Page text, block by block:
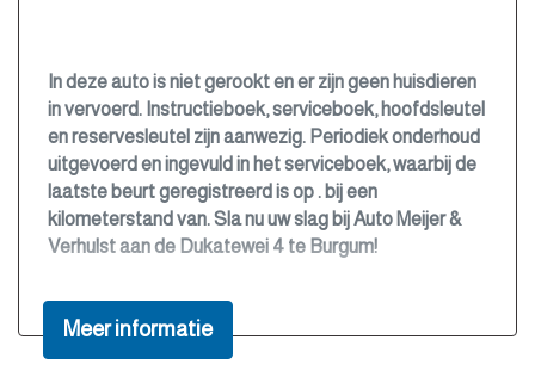
Bots waarschuwing systeem
Buitentemperatuurmeter
Bumpers en spiegels in carrosseriekleur
Bumpers in carrosseriekleur
Centrale deurvergrendeling met
Climate control (airconditioning)
In deze auto is niet gerookt en er zijn geen huisdieren
in vervoerd. Instructieboek, serviceboek, hoofdsleutel
en reservesleutel zijn aanwezig. Periodiek onderhoud
uitgevoerd en ingevuld in het serviceboek, waarbij de
laatste beurt geregistreerd is op . bij een
kilometerstand van. Sla nu uw slag bij Auto Meijer &
Verhulst aan de Dukatewei 4 te Burgum!
Meer informatie